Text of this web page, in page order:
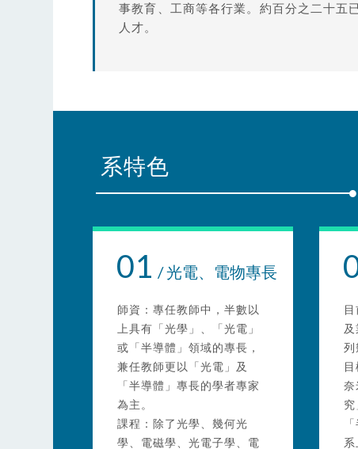
事教育、工商等各行業。約百分之二十五
人才。
系特色
01 / 光電、電物專長
師資：專任教師中，半數以
上具有「光學」、「光電」
或「半導體」領域的專長，
兼任教師更以「光電」及
「半導體」專長的學者專家
為主。
課程：除了光學、幾何光
學、電磁學、光電子學、電
列
奈
究